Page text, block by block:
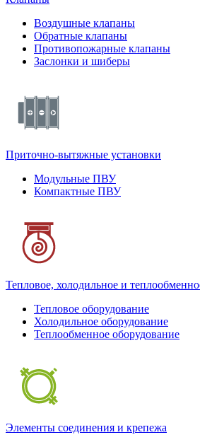
Воздушные клапаны
Обратные клапаны
Противопожарные клапаны
Заслонки и шиберы
Приточно-вытяжные установки
Модульные ПВУ
Компактные ПВУ
Тепловое, холодильное и
Тепловое оборудование
Холодильное оборудование
Теплообменное оборудование
Элементы соединения и крепежа